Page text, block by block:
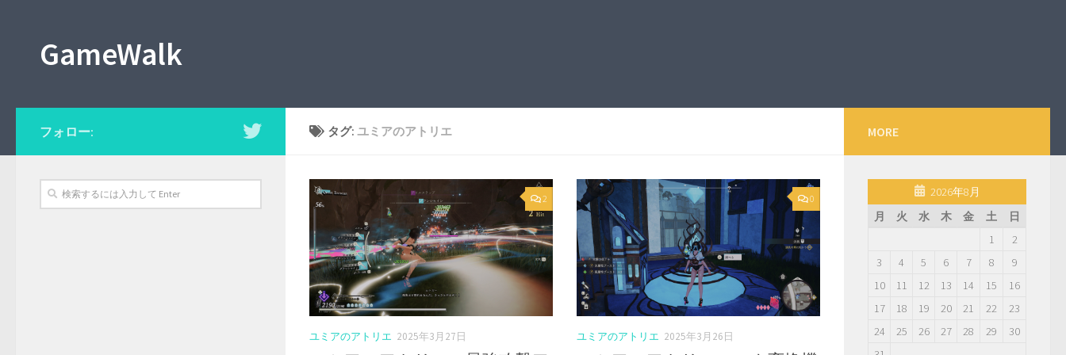
GameWalk
タグ:ユミアのアトリエ
2
ユミアのアトリエ 2025年3月27日
0
ユミアのアトリエ 2025年3月26日
フォロー: MORE
2026年8月
月
火 水 木 金 土
日
1
2
3
4 5 6 7 8
9
10
11 12 13 14 15
16
17
18 19 20 21 22
23
24
25 26 27 28 29
30